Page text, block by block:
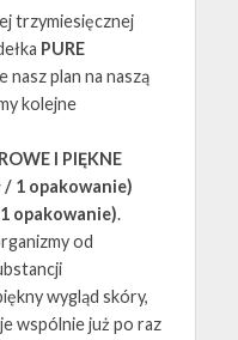
trzymiesięcznej
PURE
plan na naszą
kolejne
I PIĘKNE
/ 1 opakowanie)
1 opakowanie).
od
wygląd skóry,
wspólnie już po raz